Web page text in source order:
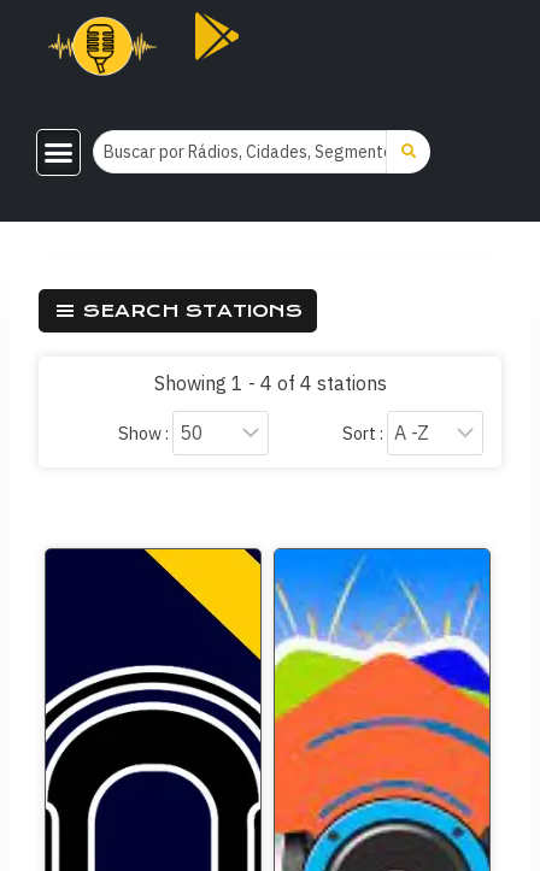
SEARCH STATIONS
Showing 1 - 4 of 4 stations
Show : Sort :